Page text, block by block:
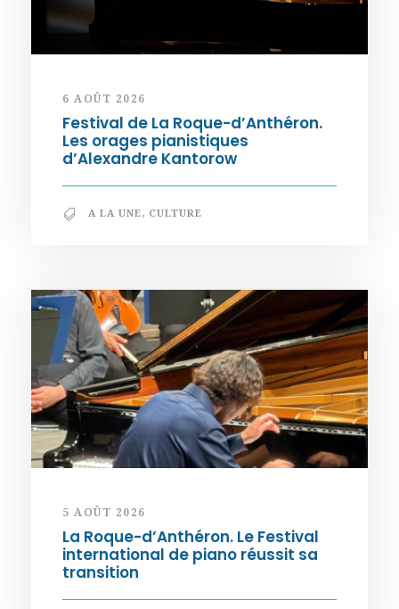
6 AOÛT 2026
Festival de La Roque-d’Anthéron.
Les orages pianistiques
d’Alexandre Kantorow
A LA UNE, CULTURE
5 AOÛT 2026
La Roque-d’Anthéron. Le Festival
international de piano réussit sa
transition